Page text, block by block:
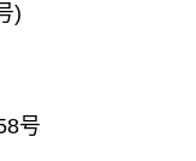
)
号